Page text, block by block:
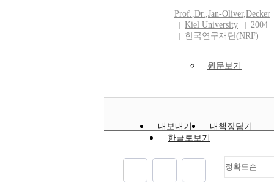
Prof.,Dr.,Jan-Oliver,Decker
Kiel University
2004
한국연구재단(NRF)
원문보기
내보내기
내책장담기
한글로보기
정확도순